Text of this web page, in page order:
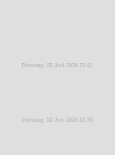
Dienstag, 02 Juni 2026 22:42
Dienstag, 02 Juni 2026 10:39